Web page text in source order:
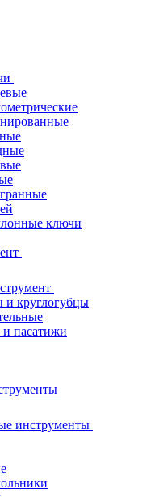
ключи
круглогубцы
пасатижи
инструменты